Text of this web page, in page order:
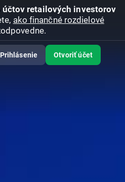
účtov retailových investorov
ako finančné rozdielové
Prihlásenie Otvoriť účet